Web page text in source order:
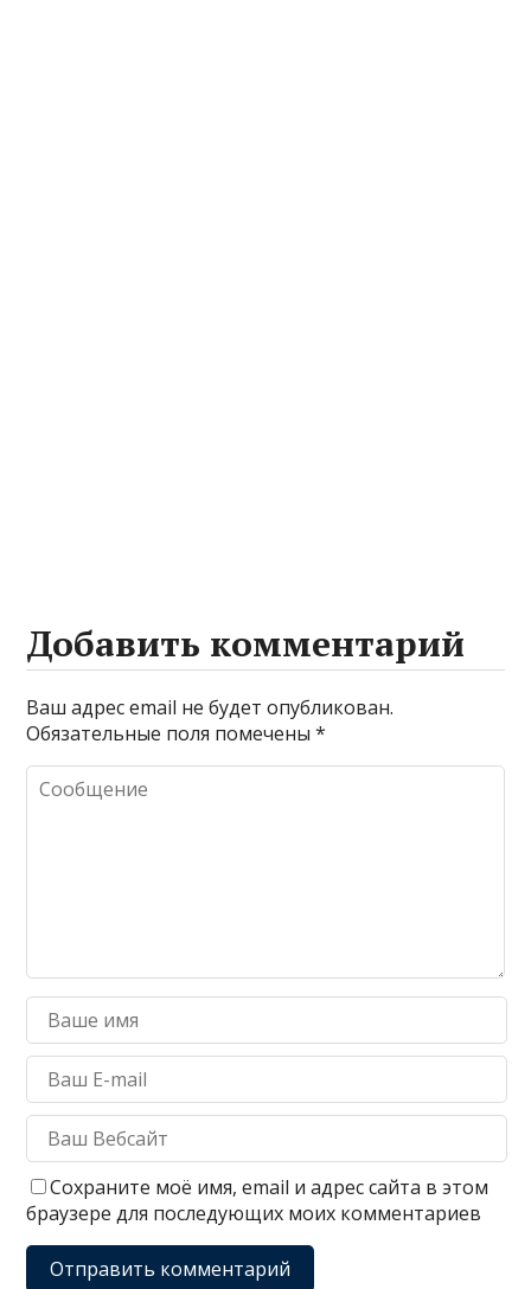
Добавить комментарий
Ваш адрес email не будет опубликован.
Обязательные поля помечены*
Сохраните моё имя, email и адрес сайта в этом
браузере для последующих моих комментариев